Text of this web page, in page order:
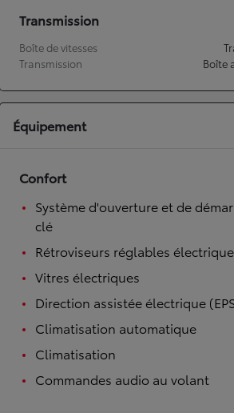
Transmission
Boîte de vitesses
Transmission
Boîte
Équipement
Confort
Système d'ouverture et de
clé
Rétroviseurs réglables
Vitres électriques
Direction assistée électrique
Climatisation automatique
Climatisation
Commandes audio au volant